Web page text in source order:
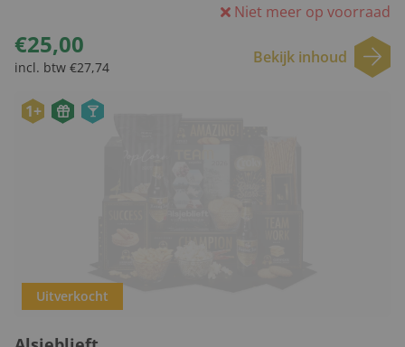
Niet meer op voorraad
€25,00
incl. btw €27,74
Bekijk inhoud
1+
Uitverkocht